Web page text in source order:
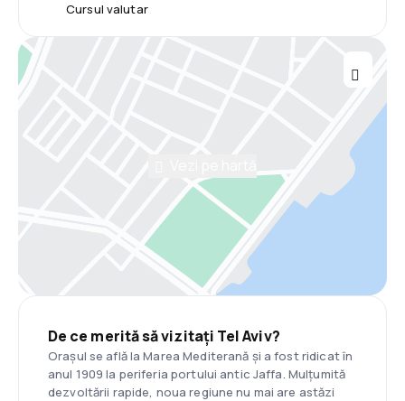
Cursul valutar
De ce merită să vizitați Tel Aviv?
Orașul se află la Marea Mediterană și a fost ridicat în
anul 1909 la periferia portului antic Jaffa. Mulțumită
dezvoltării rapide, noua regiune nu mai are astăzi